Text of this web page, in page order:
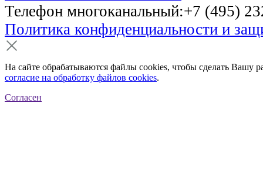
Телефон многоканальный:+7 (495)
Политика конфиденциальности и
На сайте обрабатываются файлы cookies, чтобы сделать Вашу
согласие на обработку файлов cookies.
Согласен